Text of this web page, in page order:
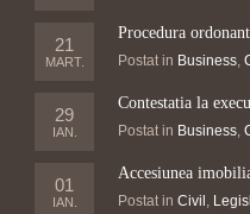
21
MART.
Procedura
Postat in Business,
29
IAN.
Contestatia la
Postat in Business,
01
IAN.
Accesiunea
Postat in Civil ,